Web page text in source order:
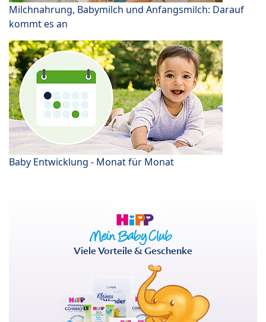
Milchnahrung, Babymilch und Anfangsmilch: Darauf
kommt es an
Baby Entwicklung - Monat für Monat
Viele Vorteile & Geschenke